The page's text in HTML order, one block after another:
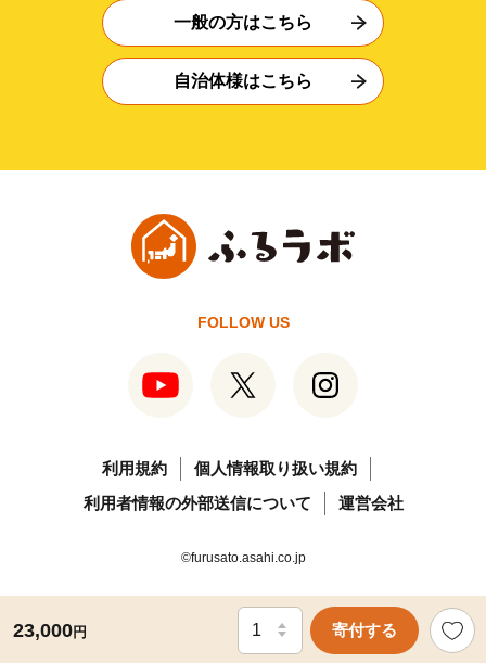
23,000円 寄付する
一般の方はこちら
自治体様はこちら
FOLLOW US
利用規約
個人情報取り扱い規約
利用者情報の外部送信について
運営会社
©furusato.asahi.co.jp